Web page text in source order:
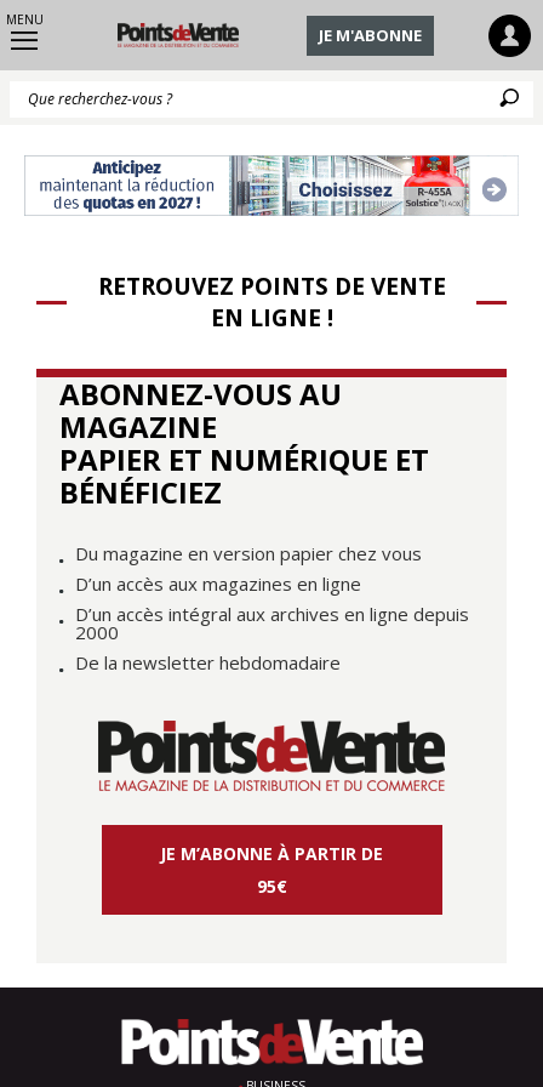
MENU
JE M'ABONNE
RETROUVEZ POINTS DE VENTE
EN LIGNE !
ABONNEZ-VOUS AU
MAGAZINE
PAPIER ET NUMÉRIQUE ET
BÉNÉFICIEZ
Du magazine en version papier chez vous
D’un accès aux magazines en ligne
D’un accès intégral aux archives en ligne depuis
2000
De la newsletter hebdomadaire
JE M’ABONNE À PARTIR DE
95€